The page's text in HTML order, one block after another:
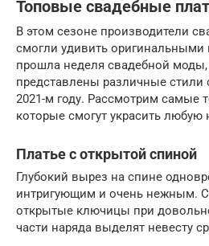
Топовые свадебные
В этом сезоне производители
смогли удивить
прошла неделя свадебной
представлены различные стили
2021-м году. Рассмотрим самые
которые смогут украсить любую
Платье с открытой спиной
Глубокий вырез на спине
интригующим и очень нежным.
открытые ключицы при
части наряда выделят невесту